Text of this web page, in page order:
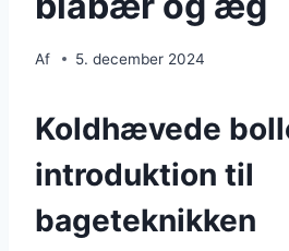
Af 5. december 2024
Koldhævede
introduktion til
bageteknikken